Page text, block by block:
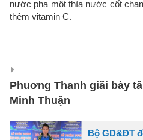
nước pha một thìa nước cốt
thêm vitamin C.
Phuơng Thanh giãi bày
Minh Thuận
Bộ GD&ĐT